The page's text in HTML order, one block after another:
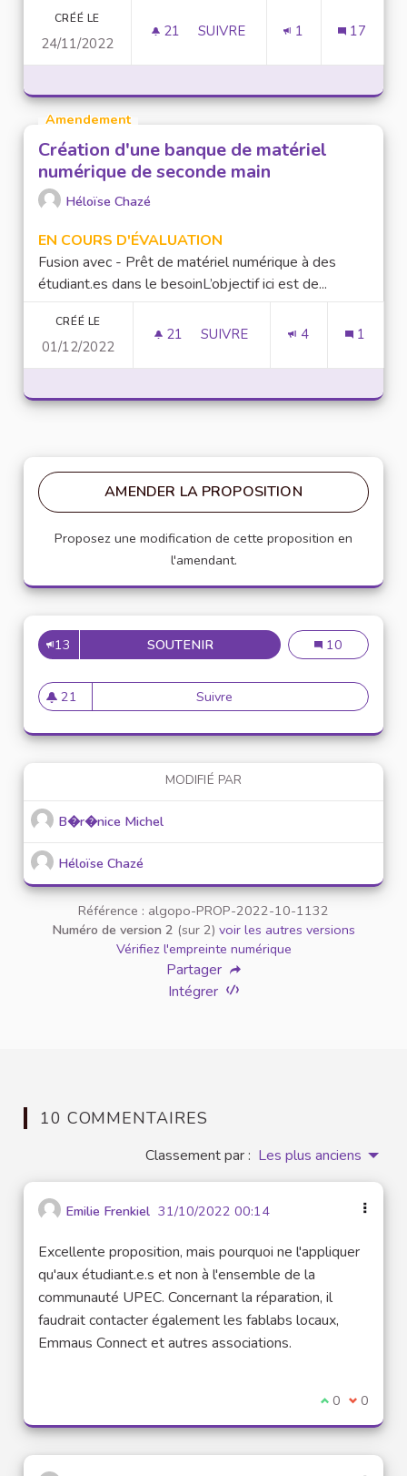
CRÉÉ LE
24/11/2022
21 21 ABONNÉS
SUIVRE 1 17
Amendement
Création d'une banque de matériel
numérique de seconde main
Héloïse Chazé
EN COURS D'ÉVALUATION
Fusion avec - Prêt de matériel numérique à des
étudiant.es dans le besoinL’objectif ici est de...
CRÉÉ LE
01/12/2022
21 21 ABONNÉS
SUIVRE 4 1
AMENDER LA PROPOSITION
Proposez une modification de cette proposition en
l'amendant.
13 SOUTENIR CRÉATION D’UNE BANQUE
Création d’une
10
21
21 abonnés
Suivre Création d’une banque
MODIFIÉ PAR
B�r�nice Michel
Héloïse Chazé
Référence : algopo-PROP-2022-10-1132
Numéro de version 2 (sur 2) voir les autres versions
Vérifiez l'empreinte numérique
Partager
Intégrer
10 COMMENTAIRES
Classement par : Les plus anciens
Emilie Frenkiel 31/10/2022 00:14
Excellente proposition, mais pourquoi ne l'appliquer
qu'aux étudiant.e.s et non à l'ensemble de la
communauté UPEC. Concernant la réparation, il
faudrait contacter également les fablabs locaux,
Emmaus Connect et autres associations.
Je suis
0 Je ne
0